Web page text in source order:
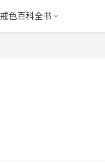
戒色百科全书